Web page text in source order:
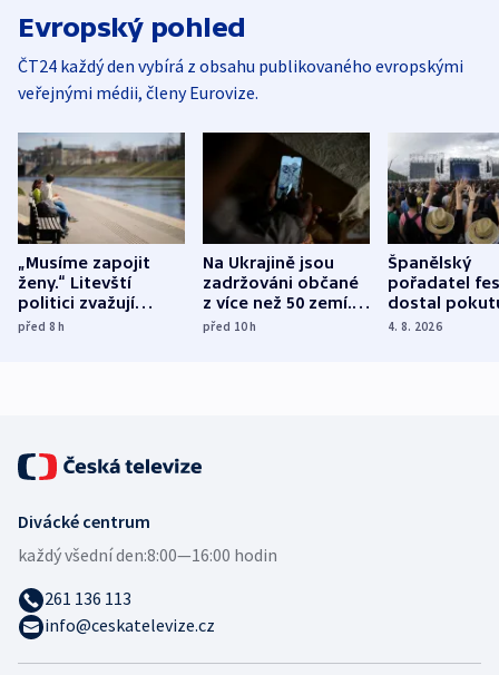
Evropský pohled
ČT24 každý den vybírá z obsahu publikovaného evropskými
veřejnými médii, členy Eurovize.
„Musíme zapojit
ženy.“ Litevští
politici zvažují
dohodu o
před 8h
Na Ukrajině jsou
zadržováni občané
z více než 50 zemí.
Bojovali na straně
před 10h
Španělský
pořadatel
dostal
nekalé
4. 8. 2026
Divácké centrum
každý všední den:8:00—16:00 hodin
261 136 113
info@ceskatelevize.cz